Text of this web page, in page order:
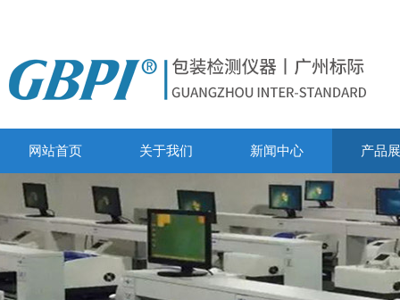
网站首页 关于我们 新闻中心 产品